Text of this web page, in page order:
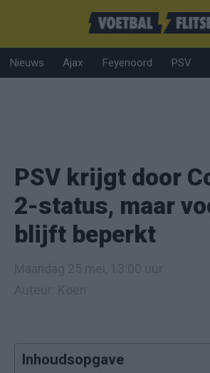
Nieuws Ajax Feyenoord PSV
PSV krijgt door
2-status, maar
blijft beperkt
Inhoudsopgave